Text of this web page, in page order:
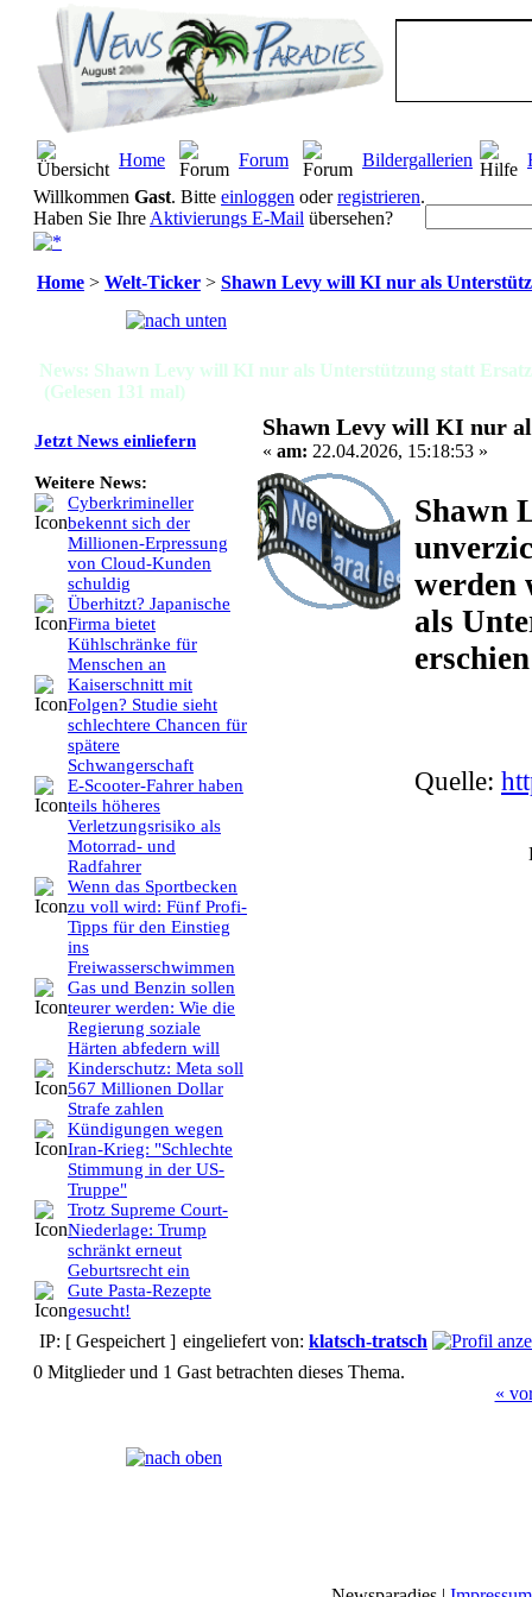
Home Forum Bildergallerien
Willkommen Gast. Bitte einloggen oderregistrieren.
Haben Sie Ihre Aktivierungs E-Mail übersehen?
Home > Welt-Ticker > Shawn Levy will KI nur als
News: Shawn Levy will KI nur als Unterstützung statt
(Gelesen 131 mal)
Jetzt News einliefern
Weitere News:
Cyberkrimineller
bekennt sich der
Millionen-Erpressung
von Cloud-Kunden
schuldig
Überhitzt? Japanische
Firma bietet
Kühlschränke für
Menschen an
Kaiserschnitt mit
Folgen? Studie sieht
schlechtere Chancen für
spätere
Schwangerschaft
E-Scooter-Fahrer haben
teils höheres
Verletzungsrisiko als
Motorrad- und
Radfahrer
Wenn das Sportbecken
zu voll wird: Fünf Profi-
Tipps für den Einstieg
ins
Freiwasserschwimmen
Gas und Benzin sollen
teurer werden: Wie die
Regierung soziale
Härten abfedern will
Kinderschutz: Meta soll
567 Millionen Dollar
Strafe zahlen
Kündigungen wegen
Iran-Krieg: "Schlechte
Stimmung in der US-
Truppe"
Trotz Supreme Court-
Niederlage: Trump
schränkt erneut
Geburtsrecht ein
Gute Pasta-Rezepte
gesucht!
Shawn Levy will KI nur
« am: 22.04.2026, 15:18:53 »
Shawn
werden
als
Quelle:
IP: [ Gespeichert ] eingeliefert von: klatsch-tratsch
0 Mitglieder und 1 Gast betrachten dieses Thema.
«